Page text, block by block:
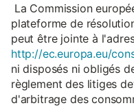
La Commission
plateforme de
peut être jointe à
http://ec.europa.eu/
ni disposés ni obligés
règlement des litiges
d'arbitrage des